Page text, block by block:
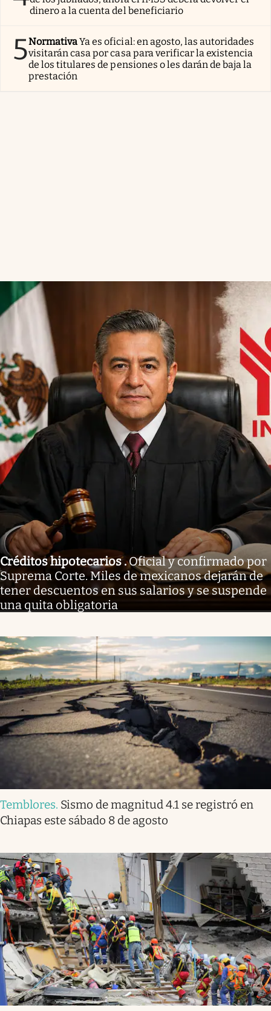
dinero a la cuenta del beneficiario
5NormativaYa es oficial: en agosto, las autoridades
visitarán casa por casa para verificar la existencia
de los titulares de pensiones o les darán de baja la
prestación
Créditos hipotecarios.Oficial y confirmado por
Suprema Corte. Miles de mexicanos dejarán de
tener descuentos en sus salarios y se suspende
una quita obligatoria
Temblores. Sismo de magnitud 4.1 se registró en
Chiapas este sábado 8 de agosto